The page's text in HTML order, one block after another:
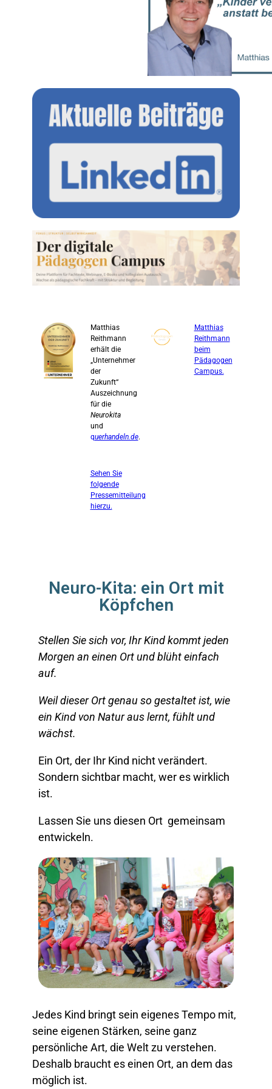
Matthias
Reithmann
erhält die
„Unternehmer
der
Zukunft“
Auszeichnung
für die
Neurokita
und
querhandeln.de.
Sehen Sie
folgende
Pressemitteilung
hierzu.
Matthias
Reithmann
beim
Pädagogen
Campus.
Neuro-Kita: ein Ort mit
Köpfchen
Stellen Sie sich vor, Ihr Kind kommt jeden
Morgen an einen Ort und blüht einfach
auf.
Weil dieser Ort genau so gestaltet ist, wie
ein Kind von Natur aus lernt, fühlt und
wächst.
Ein Ort, der Ihr Kind nicht verändert.
Sondern sichtbar macht, wer es wirklich
ist.
Lassen Sie uns diesen Ort gemeinsam
entwickeln.
Jedes Kind bringt sein eigenes Tempo mit,
seine eigenen Stärken, seine ganz
persönliche Art, die Welt zu verstehen.
Deshalb braucht es einen Ort, an dem das
möglich ist.